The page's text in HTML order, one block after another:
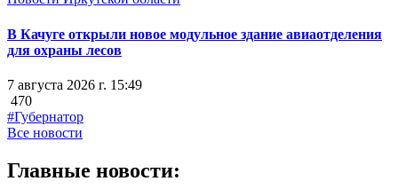
В Качуге открыли новое модульное здание авиаотделения
для охраны лесов
7 августа 2026 г. 15:49
470
#Губернатор
Все новости
Главные новости: